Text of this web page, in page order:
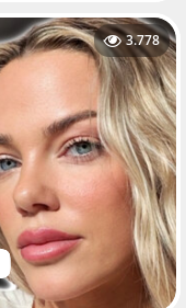
3.778